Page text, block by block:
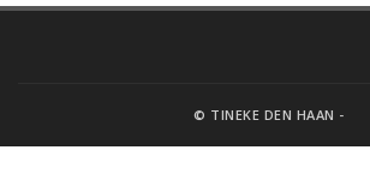
© TINEKE DEN HAAN -